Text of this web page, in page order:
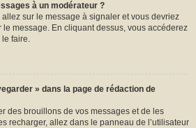
à un modérateur ?
allez sur le message à signaler et vous devriez
message. En cliquant dessus, vous accéderez
le faire.
» dans la page de rédaction de
des brouillons de vos messages et de les
recharger, allez dans le panneau de l’utilisateur